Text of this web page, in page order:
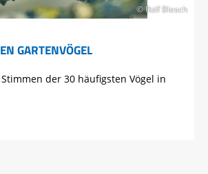
© Rolf Blesch
GARTENVÖGEL
der 30 häufigsten Vögel in